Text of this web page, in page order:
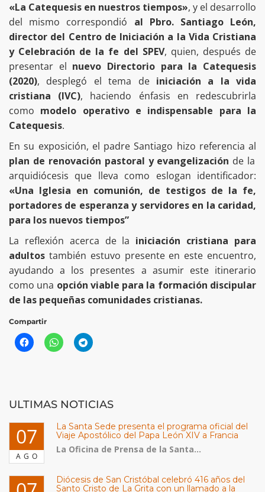
«La Catequesis en nuestros tiempos», y el desarrollo
del mismo correspondió al Pbro. Santiago León,
director del Centro de Iniciación a la Vida Cristiana
y Celebración de la fe del SPEV, quien, después de
presentar el nuevo Directorio para la Catequesis
(2020), desplegó el tema de iniciación a la vida
cristiana (IVC), haciendo énfasis en redescubrirla
como modelo operativo e indispensable para la
Catequesis.
En su exposición, el padre Santiago hizo referencia al
plan de renovación pastoral y evangelización de la
arquidiócesis que lleva como eslogan identificador:
«Una Iglesia en comunión, de testigos de la fe,
portadores de esperanza y servidores en la caridad,
para los nuevos tiempos”
La reflexión acerca de la iniciación cristiana para
adultos también estuvo presente en este encuentro,
ayudando a los presentes a asumir este itinerario
como una opción viable para la formación discipular
de las pequeñas comunidades cristianas.
Compartir
ULTIMAS NOTICIAS
07
AGO
La Santa Sede presenta el programa oficial del
Viaje Apostólico del Papa León XIV a Francia
La Oficina de Prensa de la Santa...
Diócesis de San Cristóbal celebró 416 años del
Santo Cristo de La Grita con un llamado a la